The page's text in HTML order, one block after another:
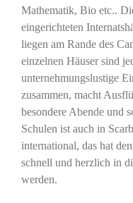
Mathematik, Bio etc..
eingerichteten
liegen am Rande des
einzelnen Häuser sind
unternehmungslustige
zusammen, macht
besondere Abende und
Schulen ist auch in
international, das hat
schnell und herzlich in
werden.